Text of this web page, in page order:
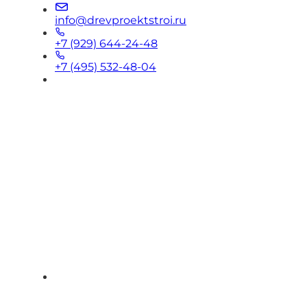
info@drevproektstroi.ru
+7 (929) 644-24-48
+7 (495) 532-48-04